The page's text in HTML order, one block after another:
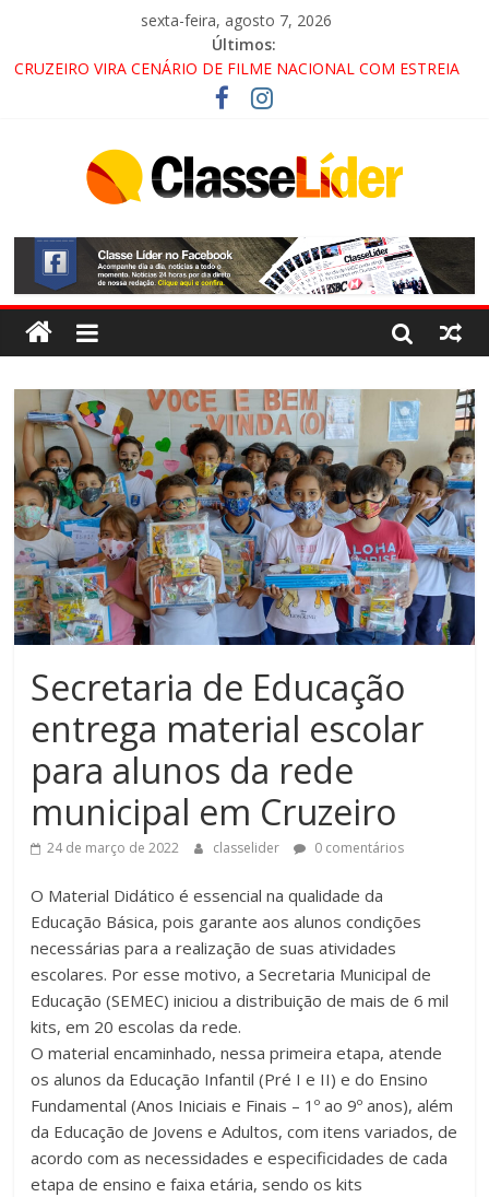
sexta-feira, agosto 7, 2026
Últimos:
CRUZEIRO VIRA CENÁRIO DE FILME NACIONAL COM ESTREIA
PROMOTOR DO GAECO
ACESSO À APARECIDA NA DUTRA SERÁ BLOQUEADO NO FIM
ALTERNATIVAS
LORENA, PINDAMONHANGABA E QUELUZ NA RETA FINAL
PELA FÁBRICA DA COCA-COLA!
Secretaria de Educação
entrega material escolar
para alunos da rede
municipal em Cruzeiro
24 de março de 2022 classelider 0 comentários
O Material Didático é essencial na qualidade da
Educação Básica, pois garante aos alunos condições
necessárias para a realização de suas atividades
escolares. Por esse motivo, a Secretaria Municipal de
Educação (SEMEC) iniciou a distribuição de mais de 6 mil
kits, em 20 escolas da rede.
O material encaminhado, nessa primeira etapa, atende
os alunos da Educação Infantil (Pré I e II) e do Ensino
Fundamental (Anos Iniciais e Finais – 1º ao 9º anos), além
da Educação de Jovens e Adultos, com itens variados, de
acordo com as necessidades e especificidades de cada
etapa de ensino e faixa etária, sendo os kits